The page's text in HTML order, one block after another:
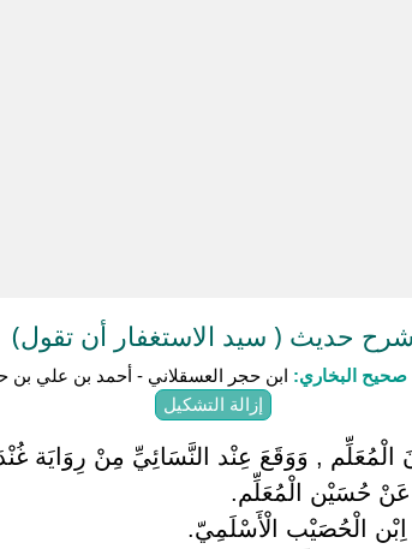
شرح حديث ( سيد الاستغفار أن تقول)
صحيح البخاري: ابن حجر العسقلاني - أحمد بن علي بن
إزالة التشكيل
الْمُعَلِّم , وَوَقَعَ عِنْد النَّسَائِيِّ مِنْ رِوَايَة
حُسَيْن الْمُعَلِّم.
اِبْن الْحُصَيْب الْأَسْلَمِيّ.